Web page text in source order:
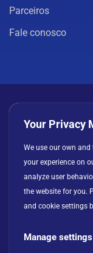
Parceiros
Fale conosco
Política de
Contrato
© Copyright 2026
Slingshot e o
Your Privacy
We use our own
your experience on
analyze user
the website for you.
and cookie settings
Manage settings